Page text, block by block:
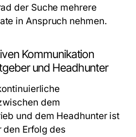
der Suche mehrere
in Anspruch nehmen.
Kommunikation
und Headhunter
dem
und dem Headhunter ist
Erfolg des